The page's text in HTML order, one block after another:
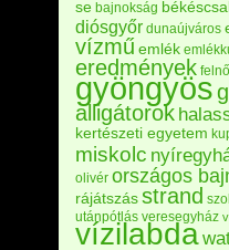
se bajnokság
diósgyőr dunaújváros
vízműemlék
eredmények
gyöngyös
alligátorok
kertészeti egyetem
miskolc
olivér országos
rájátszás strand
utánpótlás veresegyház
vízilabda